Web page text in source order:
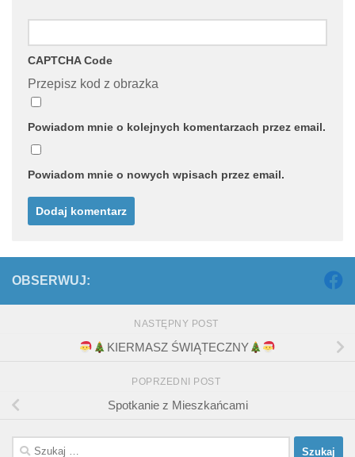
CAPTCHA Code
Przepisz kod z obrazka
Powiadom mnie o kolejnych komentarzach przez email.
Powiadom mnie o nowych wpisach przez email.
OBSERWUJ:
NASTĘPNY POST
KIERMASZ ŚWIĄTECZNY
POPRZEDNI POST
Spotkanie z Mieszkańcami
Szukaj: